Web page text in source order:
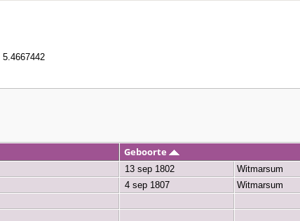
5.4667442
Geboorte
13 sep 1802 Witmarsum
4 sep 1807 Witmarsum